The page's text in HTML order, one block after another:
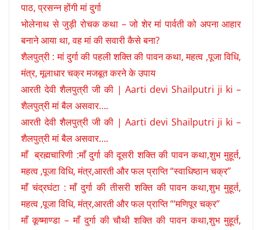
पाठ, प्रसन्न होंगी मां दुर्गा
भोलेनाथ से जुड़ी रोचक कथा – जो शेर मां पार्वती को अपना आहार
बनाने आया था, वह मां की सवारी कैसे बना?
शैलपुत्री : मां दुर्गा की पहली शक्ति की पावन कथा, महत्व ,पूजा विधि,
मंत्र, मूलाधार चक्र मजबूत करने के उपाय
आरती देवी शैलपुत्री जी की | Aarti devi Shailputri ji ki –
शैलपुत्री मां बैल असवार….
आरती देवी शैलपुत्री जी की | Aarti devi Shailputri ji ki –
शैलपुत्री मां बैल असवार….
माँ ब्रह्मचारिणी :माँ दुर्गा की दूसरी शक्ति की पावन कथा,शुभ मुहूर्त,
महत्व ,पूजा विधि, मंत्र,आरती और फल प्राप्ति “स्वाधिष्ठान चक्र”
माँ चंद्रघंटा : माँ दुर्गा की तीसरी शक्ति की पावन कथा,शुभ मुहूर्त,
महत्व ,पूजा विधि, मंत्र,आरती और फल प्राप्ति “‘मणिपूर चक्र”
माँ कूष्माण्डा – माँ दुर्गा की चौथी शक्ति की पावन कथा,शुभ मुहूर्त,